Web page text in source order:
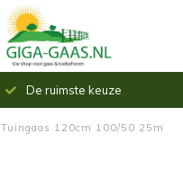
Uit voorraad leverbaar
Tuingaas 120cm 100/50 25m